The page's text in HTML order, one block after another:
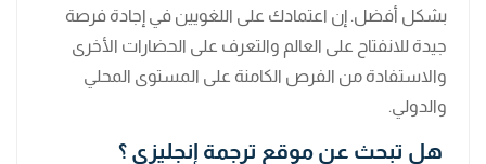
بشكل أفضل. إن اعتمادك على اللغويين في إجادة فرصة
جيدة للانفتاح على العالم والتعرف على الحضارات الأخرى
والاستفادة من الفرص الكامنة على المستوى المحلي
والدولي.
هل تبحث عن موقع ترجمة إنجليزي ؟